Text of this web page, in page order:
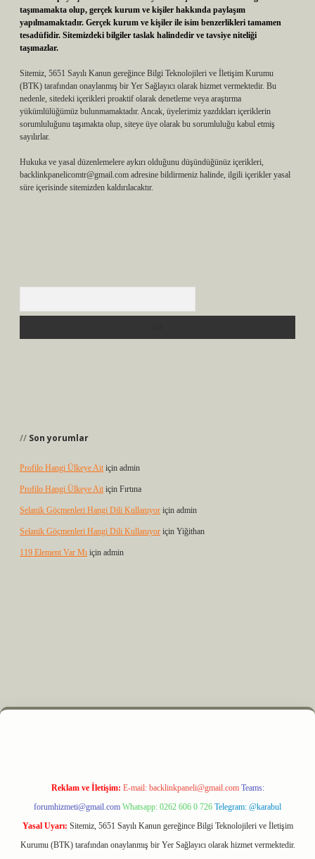
taşımamakta olup, gerçek kurum ve kişiler hakkında paylaşım
yapılmamaktadır. Gerçek kurum ve kişiler ile isim benzerlikleri tamamen
tesadüfidir. Sitemizdeki bilgiler taslak halindedir ve tavsiye niteliği
taşımazlar.
Sitemiz, 5651 Sayılı Kanun gereğince Bilgi Teknolojileri ve İletişim Kurumu
(BTK) tarafından onaylanmış bir Yer Sağlayıcı olarak hizmet vermektedir. Bu
nedenle, sitedeki içerikleri proaktif olarak denetleme veya araştırma
yükümlülüğümüz bulunmamaktadır. Ancak, üyelerimiz yazdıkları içeriklerin
sorumluluğunu taşımakta olup, siteye üye olarak bu sorumluluğu kabul etmiş
sayılırlar.
Hukuka ve yasal düzenlemelere aykırı olduğunu düşündüğünüz içerikleri,
backlinkpanelicomtr@gmail.com adresine bildirmeniz halinde, ilgili içerikler yasal
süre içerisinde sitemizden kaldırılacaktır.
Son yorumlar
Profilo Hangi Ülkeye Ait için admin
Profilo Hangi Ülkeye Ait için Fırtına
Selanik Göçmenleri Hangi Dili Kullanıyor için admin
Selanik Göçmenleri Hangi Dili Kullanıyor için Yiğithan
119 Element Var Mı için admin
elexbet
Reklam ve İletişim: E-mail: backlinkpaneli@gmail.com Teams:
forumhizmeti@gmail.com Whatsapp: 0262 606 0 726 Telegram: @karabul
Yasal Uyarı: Sitemiz, 5651 Sayılı Kanun gereğince Bilgi Teknolojileri ve İletişim
Kurumu (BTK) tarafından onaylanmış bir Yer Sağlayıcı olarak hizmet vermektedir.